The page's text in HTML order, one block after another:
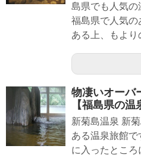
島県でも人気の
福島県で人気の
ある上、もより
物凄いオーバ
【福島県の温
新菊島温泉 新
ある温泉旅館
に入ったとこ